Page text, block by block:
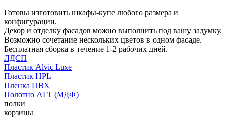
Готовы изготовить шкафы-купе любого размера и
конфигурации.
Декор и отделку фасадов можно выполнить под вашу задумку.
Возможно сочетание нескольких цветов в одном фасаде.
Бесплатная сборка в течение 1-2 рабочих дней.
ЛДСП
Пластик Alvic Luxe
Пластик HPL
Пленка ПВХ
Полотно АГТ (МДФ)
полки
корзины